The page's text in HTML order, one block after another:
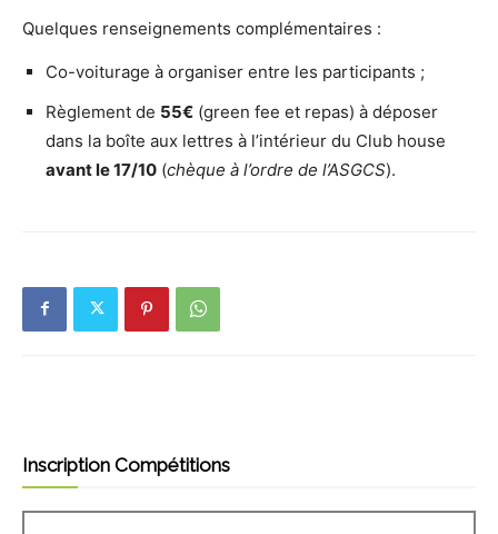
Quelques renseignements complémentaires :
Co-voiturage à organiser entre les participants ;
Règlement de 55€ (green fee et repas) à déposer
dans la boîte aux lettres à l’intérieur du Club house
avant le 17/10 (chèque à l’ordre de l’ASGCS).
Inscription Compétitions